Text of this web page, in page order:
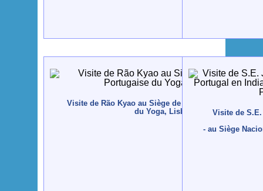
Visite de Rão Kyao au Siège de la Confédération
du Yoga, Lisboa - 2012Visite de
- au Siège